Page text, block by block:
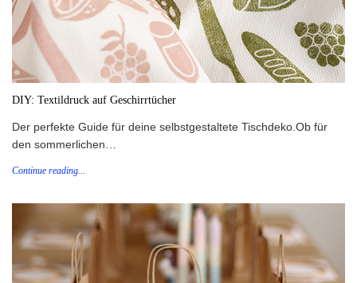
DIY: Textildruck auf Geschirrtücher
Der perfekte Guide für deine selbstgestaltete Tischdeko.Ob für
den sommerlichen…
Continue reading...